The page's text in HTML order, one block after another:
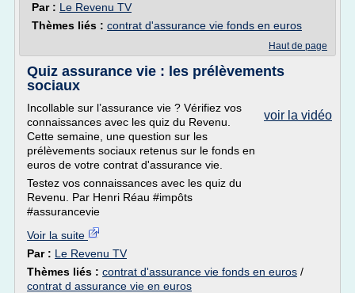
Par : Le Revenu TV
Thèmes liés : contrat d'assurance vie fonds en euros
Haut de page
Quiz assurance vie : les prélèvements
sociaux
voir la vidéo
Incollable sur l’assurance vie ? Vérifiez vos
connaissances avec les quiz du Revenu.
Cette semaine, une question sur les
prélèvements sociaux retenus sur le fonds en
euros de votre contrat d'assurance vie.
Testez vos connaissances avec les quiz du
Revenu. Par Henri Réau #impôts
#assurancevie
Voir la suite
Par : Le Revenu TV
Thèmes liés : contrat d'assurance vie fonds en euros /
contrat d assurance vie en euros